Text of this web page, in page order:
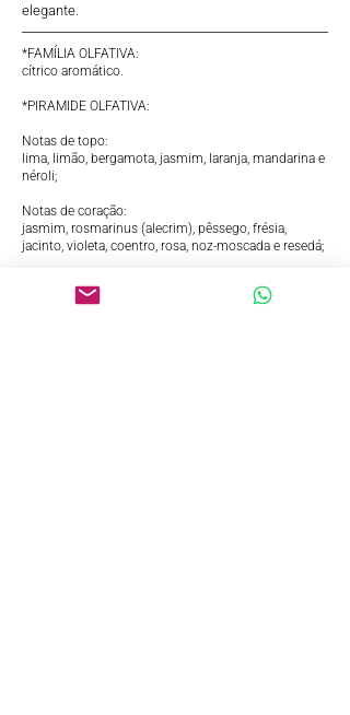
elegante.
*FAMÍLIA OLFATIVA:
​cítrico aromático.
*PIRAMIDE OLFATIVA:
Notas de topo:
lima, limão, bergamota, jasmim, laranja, mandarina e
néroli;
Notas de coração:
jasmim, rosmarinus (alecrim), pêssego, frésia,
jacinto, violeta, coentro, rosa, noz-moscada e resedá;
âmbar, patchouli ou oriza, musgo de carvalho e